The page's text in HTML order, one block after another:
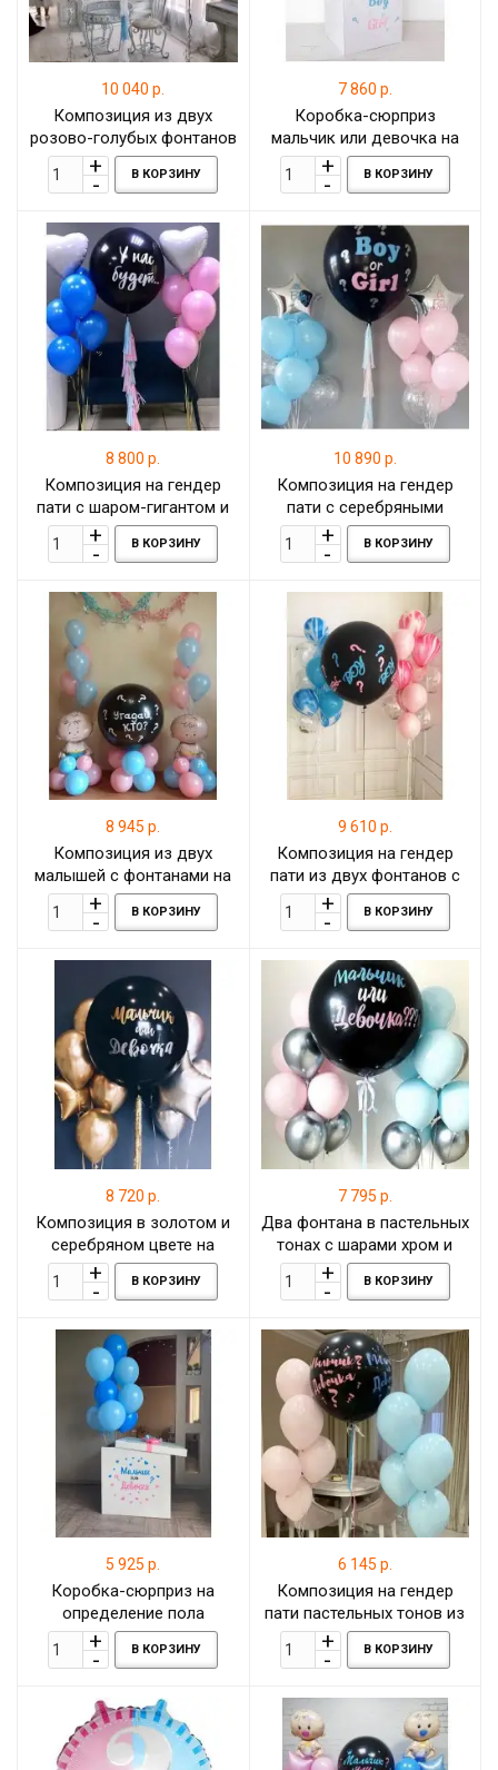
10 040 р.
Композиция из двух
розово-голубых фонтанов
и шара-гиганта на гендер
-пати
В КОРЗИНУ
7 860 р.
Коробка-сюрприз
мальчик или девочка на
гендер пати
В КОРЗИНУ
8 800 р.
Композиция на гендер
пати с шаром-гигантом и
лентой тассел и двумя
фантанами с сердечками
В КОРЗИНУ
10 890 р.
Композиция на гендер
пати с серебряными
звездами и шаром-
гигантомВ КОРЗИНУ
8 945 р.
Композиция из двух
малышей с фонтанами на
подставке и шаром
гигантом на гендер пати
В КОРЗИНУ
9 610 р.
Композиция на гендер
пати из двух фонтанов с
мраморными шарами и
шаром-гигантом
В КОРЗИНУ
8 720 р.
Композиция в золотом и
серебряном цвете на
гендер пати
В КОРЗИНУ
7 795 р.
Два фонтана в пастельных
тонах с шарами хром и
шаром-гигантом на
определение пола
В КОРЗИНУ
5 925 р.
Коробка-сюрприз на
определение пола
мальчик или девочка
В КОРЗИНУ
6 145 р.
Композиция на гендер
пати пастельных тонов из
двух фонтанов и шара-
гигинтаВ КОРЗИНУ